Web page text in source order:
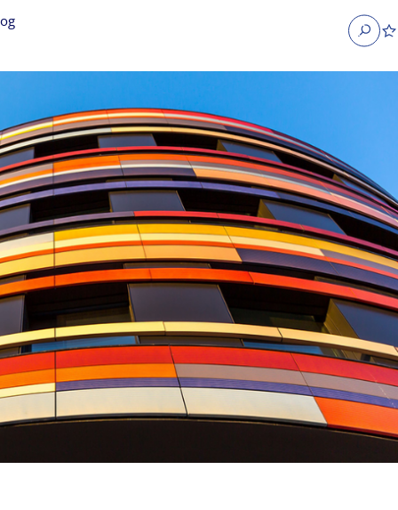
Occupier Services jobs
Property Management jobs
jobs
Administrative jobs
jobs